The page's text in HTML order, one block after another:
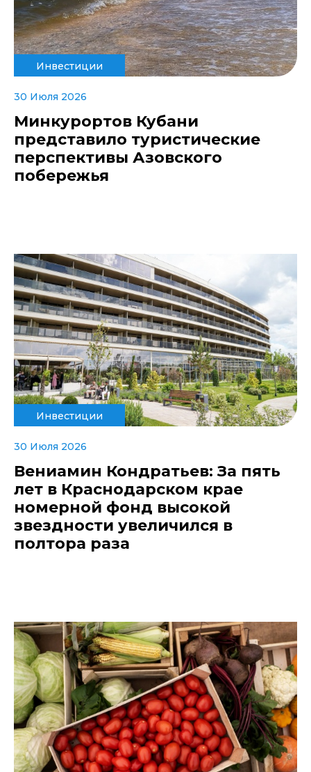
Инвестиции
30 Июля 2026
Минкурортов Кубани
представило туристические
перспективы Азовского
побережья
Инвестиции
30 Июля 2026
Вениамин Кондратьев: За пять
лет в Краснодарском крае
номерной фонд высокой
звездности увеличился в
полтора раза